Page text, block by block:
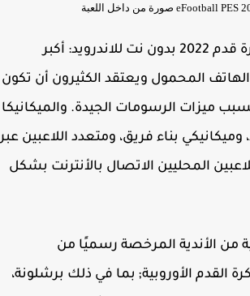
من افضل العاب كرة قدم 2022 بدون نت للاندرويد: أكبر
المحمول ويعتقد الكثيرون أن تكون
الرسومات الجيدة. والميكانيكا
بناء فريق، ومتعدد اللاعبين عبر
المحليين الاتصال بالأنترنت بشكل
الأندية المرخصة رسميًا من
القدم الأوروبية; بما في ذلك برشلونة،